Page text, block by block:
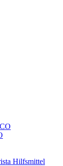
Hilfsmittel